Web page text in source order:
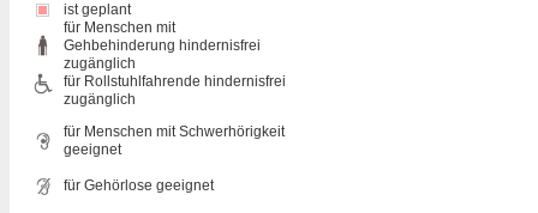
ist geplant
für Menschen mit
Gehbehinderung hindernisfrei
zugänglich
für Rollstuhlfahrende hindernisfrei
zugänglich
für Menschen mit Schwerhörigkeit
geeignet
für Gehörlose geeignet